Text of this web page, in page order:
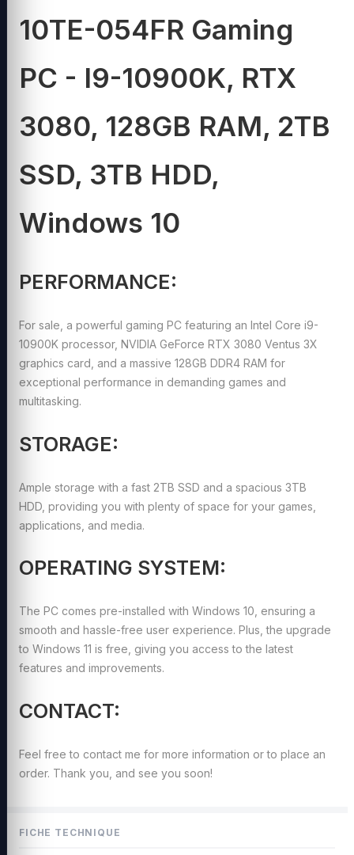
10TE-054FR Gaming
PC - I9-10900K, RTX
3080, 128GB RAM, 2TB
SSD, 3TB HDD,
Windows 10
PERFORMANCE:
For sale, a powerful gaming PC featuring an Intel Core i9-
10900K processor, NVIDIA GeForce RTX 3080 Ventus 3X
graphics card, and a massive 128GB DDR4 RAM for
exceptional performance in demanding games and
multitasking.
STORAGE:
Ample storage with a fast 2TB SSD and a spacious 3TB
HDD, providing you with plenty of space for your games,
applications, and media.
OPERATING SYSTEM:
The PC comes pre-installed with Windows 10, ensuring a
smooth and hassle-free user experience. Plus, the upgrade
to Windows 11 is free, giving you access to the latest
features and improvements.
CONTACT:
Feel free to contact me for more information or to place an
order. Thank you, and see you soon!
FICHE TECHNIQUE